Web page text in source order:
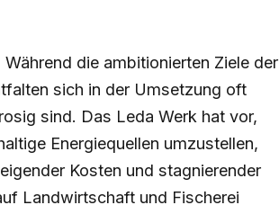
die ambitionierten Ziele der
sich in der Umsetzung oft
sind. Das Leda Werk hat vor,
Energiequellen umzustellen,
Kosten und stagnierender
Landwirtschaft und Fischerei